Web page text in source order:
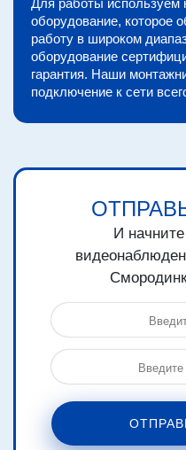
Для работы используем
оборудование, которое
работу в широком
оборудование
гарантия. Наши
подключение к сети
И